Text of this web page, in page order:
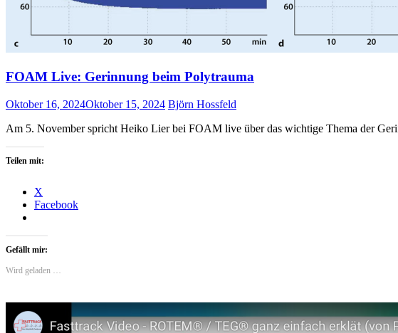
FOAM Live: Gerinnung beim Polytrauma
Oktober 16, 2024Oktober 15, 2024 Björn Hossfeld
Am 5. November spricht Heiko Lier bei FOAM live über das wichtige Thema
Teilen mit:
X
Facebook
Gefällt mir:
Wird geladen …